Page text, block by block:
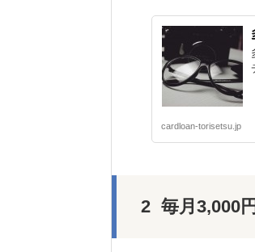
cardloan-torisetsu.jp
毎月3,000